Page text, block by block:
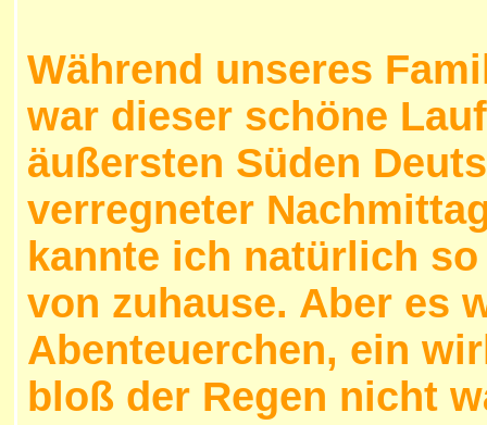
Während unseres
war dieser schöne
äußersten Süden
verregneter
kannte ich natürlich
von zuhause. Aber es
Abenteuerchen, ein
bloß der Regen nicht